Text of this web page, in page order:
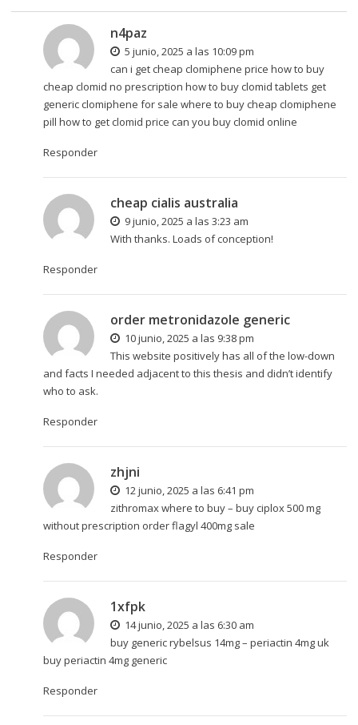
n4paz
5 junio, 2025 a las 10:09 pm
can i get cheap clomiphene price how to buy
cheap clomid no prescription how to buy clomid tablets get
generic clomiphene for sale where to buy cheap clomiphene
pill how to get clomid price can you buy clomid online
Responder
cheap cialis australia
9 junio, 2025 a las 3:23 am
With thanks. Loads of conception!
Responder
order metronidazole generic
10 junio, 2025 a las 9:38 pm
This website positively has all of the low-down
and facts I needed adjacent to this thesis and didn’t identify
who to ask.
Responder
zhjni
12 junio, 2025 a las 6:41 pm
zithromax where to buy – buy ciplox 500 mg
without prescription order flagyl 400mg sale
Responder
1xfpk
14 junio, 2025 a las 6:30 am
buy generic rybelsus 14mg – periactin 4mg uk
buy periactin 4mg generic
Responder